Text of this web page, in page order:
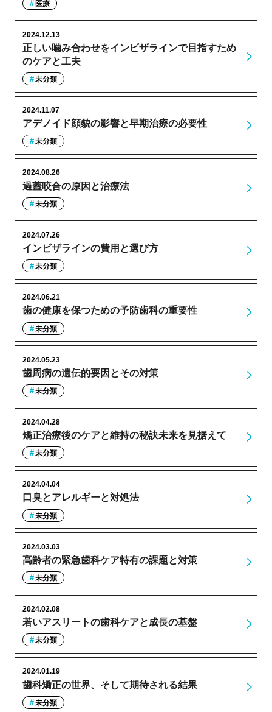
医療
正しい噛み合わせをインビザラインで目指すため
のケアと工夫
2024.12.13
未分類
アデノイド顔貌の影響と早期治療の必要性
2024.11.07
未分類
過蓋咬合の原因と治療法
2024.08.26
未分類
インビザラインの費用と選び方
2024.07.26
未分類
歯の健康を保つための予防歯科の重要性
2024.06.21
未分類
歯周病の遺伝的要因とその対策
2024.05.23
未分類
矯正治療後のケアと維持の秘訣未来を見据えて
2024.04.28
未分類
口臭とアレルギーと対処法
2024.04.04
未分類
高齢者の緊急歯科ケア特有の課題と対策
2024.03.03
未分類
若いアスリートの歯科ケアと成長の基盤
2024.02.08
未分類
歯科矯正の世界、そして期待される結果
2024.01.19
未分類